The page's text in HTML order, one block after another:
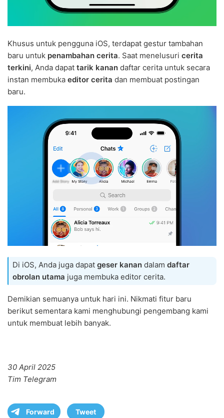
Khusus untuk pengguna iOS, terdapat gestur tambahan
baru untuk penambahan cerita. Saat menelusuri cerita
terkini, Anda dapat tarik kanan daftar cerita untuk secara
instan membuka editor cerita dan membuat postingan
baru.
Di iOS, Anda juga dapat geser kanan dalam daftar
obrolan utama juga membuka editor cerita.
Demikian semuanya untuk hari ini. Nikmati fitur baru
berikut sementara kami menghubungi pengembang kami
untuk membuat lebih banyak.
30 April 2025
Tim Telegram
Forward Tweet